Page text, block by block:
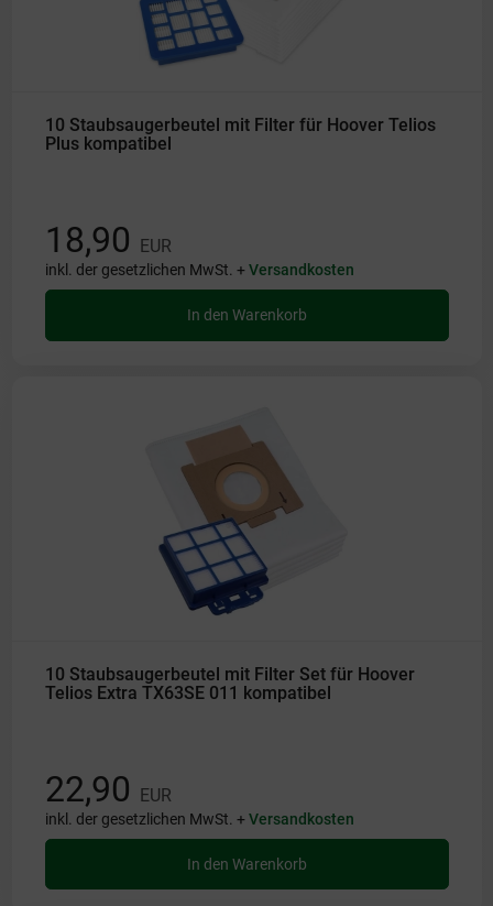
10 Staubsaugerbeutel mit Filter für Hoover Telios
Plus kompatibel
18,90 EUR
inkl. der gesetzlichen MwSt. +Versandkosten
In den Warenkorb
10 Staubsaugerbeutel mit Filter Set für Hoover
Telios Extra TX63SE 011 kompatibel
22,90 EUR
inkl. der gesetzlichen MwSt. +Versandkosten
In den Warenkorb